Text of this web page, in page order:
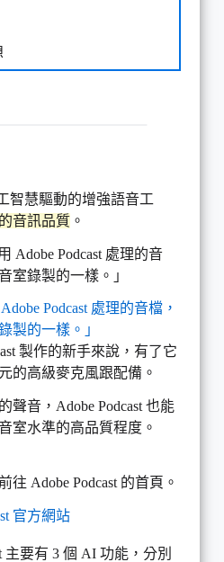
智慧驅動的增強語音工
音訊品質 。
Adobe Podcast 處理的音
室錄製的一樣。」
製作的新手來說，有了它
的高級麥克風跟配備。
聲音，Adobe Podcast 也能
室水準的高品質程度。
Adobe Podcast 的首頁。
官方網站
主要有 3 個 AI 功能，分別